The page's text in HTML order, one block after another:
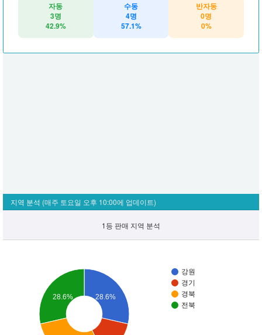
자동
3명
42.9%
수동
4명
57.1%
반자동
0명
0%
지역 분석 (매주 토요일 오후 10:00에 업데이트)
1등 판매 지역 분석
강원
경기
경북
전북
28.6%
28.6%